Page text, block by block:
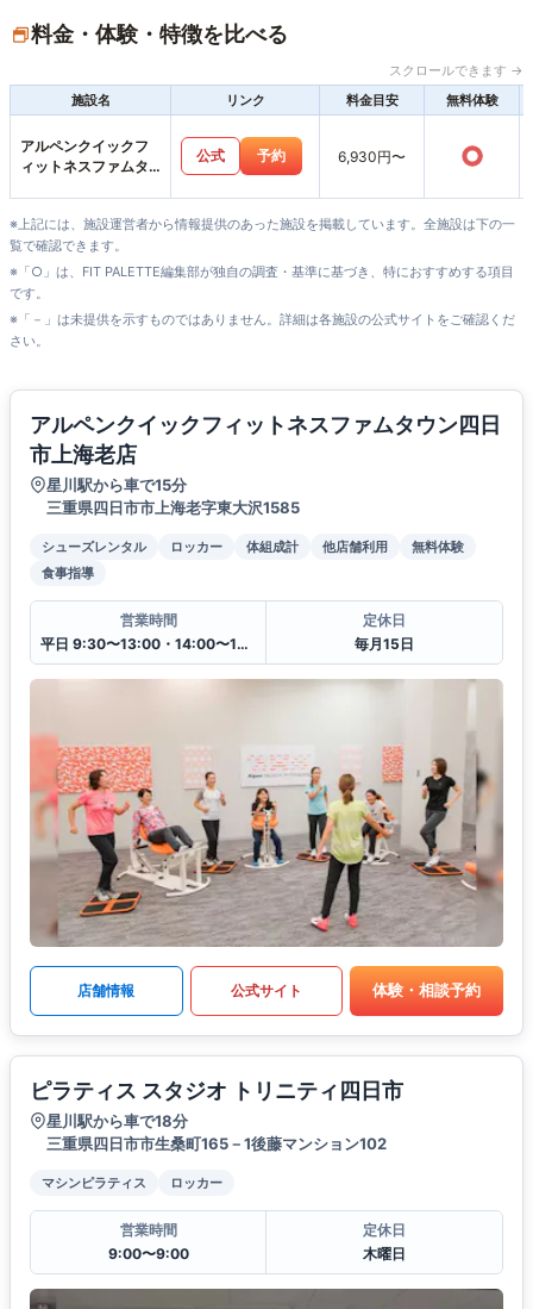
料金・体験・特徴を比べる
スクロールできます →
施設名
リンク 料金目安 無料体験
アルペンクイックフ
ィットネスファムタ
公式 予約 6,930円〜 ○
※上記には、施設運営者から情報提供のあった施設を掲載しています。全施設は下の一
覧で確認できます。
※「○」は、FIT PALETTE編集部が独自の調査・基準に基づき、特におすすめする項目
です。
※「－」は未提供を示すものではありません。詳細は各施設の公式サイトをご確認くだ
さい。
アルペンクイックフィットネスファムタウン四日
市上海老店
星川駅から車で15分
三重県四日市市上海老字東大沢1585
シューズレンタル ロッカー 体組成計 他店舗利用
無料体験
食事指導
営業時間
平日 9:30〜13:00・14:00〜19:30
定休日
毎月15日
店舗情報 公式サイト 体験・相談予約
ピラティス スタジオ トリニティ四日市
星川駅から車で18分
三重県四日市市生桑町165－1後藤マンション102
マシンピラティス ロッカー
営業時間
9:00〜9:00
定休日
木曜日